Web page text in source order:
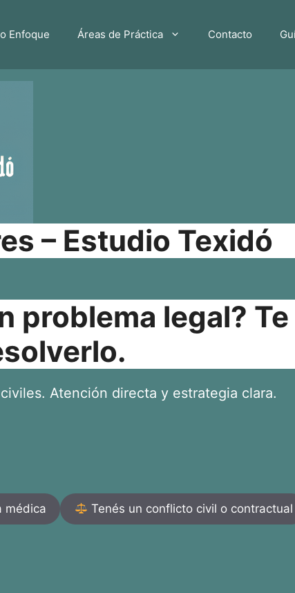
Enfoque Áreas de Práctica Contacto
– Estudio Texidó
problema legal? Te
Atención directa y estrategia clara.
médica Tenés un conflicto civil o contractual